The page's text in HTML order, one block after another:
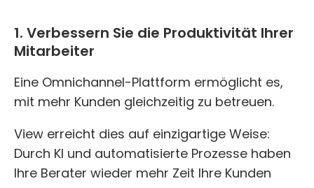
1. Verbessern Sie die Produktivität Ihrer
Mitarbeiter
Eine Omnichannel-Plattform ermöglicht es,
mit mehr Kunden gleichzeitig zu betreuen.
View erreicht dies auf einzigartige Weise:
Durch KI und automatisierte Prozesse haben
Ihre Berater wieder mehr Zeit Ihre Kunden